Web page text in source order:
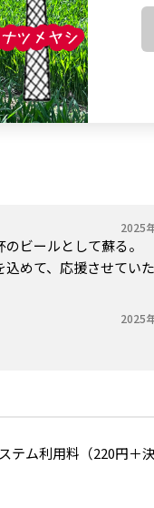
2025
のビールとして蘇る
めて、応援させてい
2025
テム利用料（220円＋